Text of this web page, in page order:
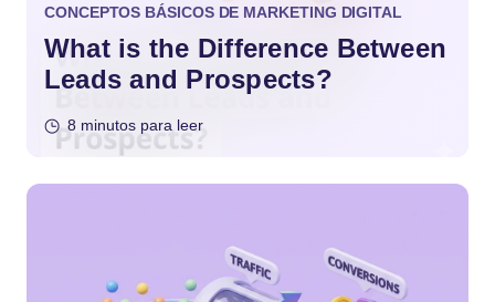
CONCEPTOS BÁSICOS DE MARKETING DIGITAL
What is the Difference Between
Leads and Prospects?
8 minutos para leer